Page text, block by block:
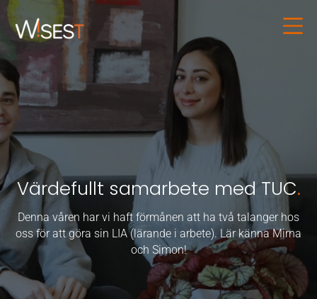
Värdefullt samarbete med TUC.
Denna våren har vi haft förmånen att ha två talanger hos
oss för att göra sin LIA (lärande i arbete). Lär känna Mirna
och Simon!